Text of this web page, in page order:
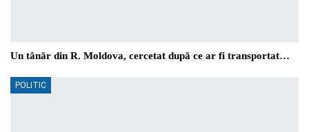
Un tânăr din R. Moldova, cercetat după ce ar fi transportat…
POLITIC